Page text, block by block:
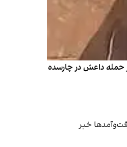
حمله داعش در چارسده
خبر